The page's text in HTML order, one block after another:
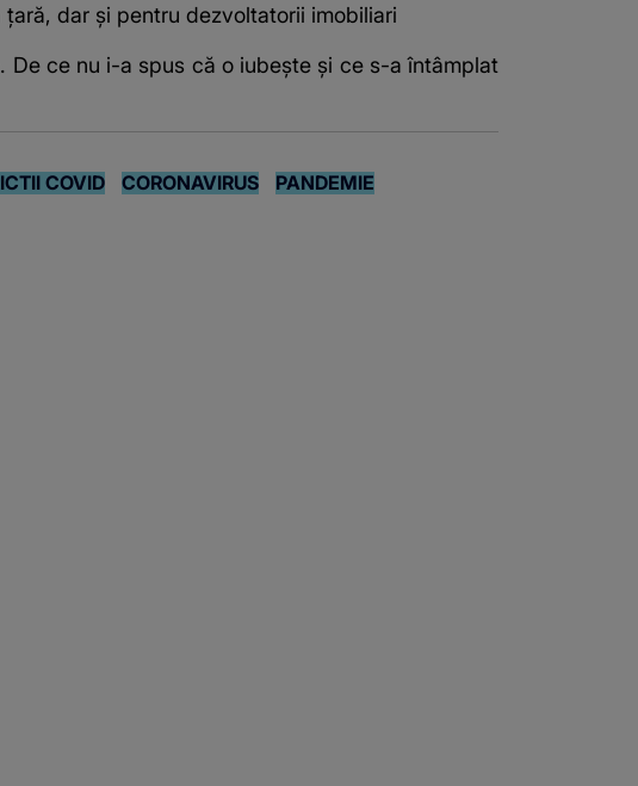
dar și pentru dezvoltatorii imobiliari
De ce nu i-a spus că o iubește și ce s-a întâmplat
COVID CORONAVIRUS PANDEMIE